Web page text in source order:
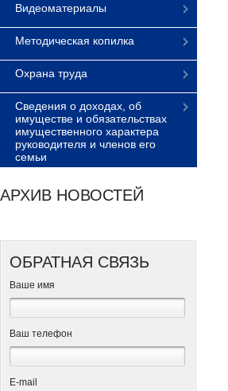
Видеоматериалы
Методическая копилка
Охрана труда
Сведения о доходах, об
имуществе и обязательствах
имущественного характера
руководителя и членов его
семьи
АРХИВ НОВОСТЕЙ
ОБРАТНАЯ СВЯЗЬ
Ваше имя
Ваш телефон
Е-mail